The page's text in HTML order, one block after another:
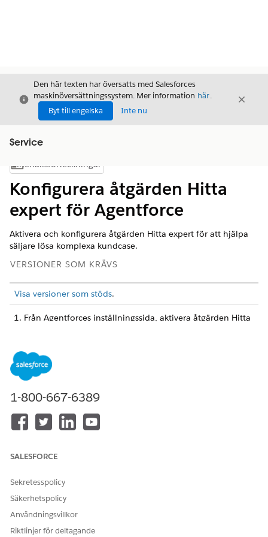
Stäng
Den här texten har översatts med Salesforces
maskinöversättningssystem. Mer information här.
Byt till engelska
Inte nu
Stäng
Service
Visa innehållsförteckning
Innehållsförteckningar
Konfigurera åtgärden Hitta
expert för Agentforce
Aktivera och konfigurera åtgärden Hitta expert för att hjälpa
säljare lösa komplexa kundcase.
VERSIONER SOM KRÄVS
Visa versioner som stöds.
Från Agentforces inställningssida, aktivera åtgärden Hitta
kundcasets ämne, beskrivning, orsak, produkt och språk.
Aktivera Data Cloud-integrering så att resonemangsmotorn
identifierar liknande historiska kundcase.
Installera och distribuera Service Cloud-datasatsen.
detta). Sökindex ska skapas på standarddatautrymmet.
Finjustera hur resonemangsmotorn prioriterar experter.
Expertiserelevans (60 %)
Prestandahistorik (30%):
lösningshastighet och CSAT.
Tillgänglighet (10%)
arbetsbelastning och onlinestatus i Salesforce eller
Slack.
1-800-667-6389
SALESFORCE
Sekretesspolicy
Säkerhetspolicy
Användningsvillkor
Riktlinjer för deltagande